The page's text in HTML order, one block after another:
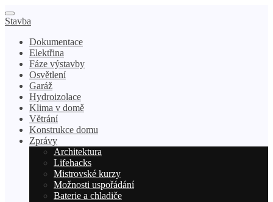
Stavba
Dokumentace
Elektřina
Fáze výstavby
Osvětlení
Garáž
Hydroizolace
Klima v domě
Větrání
Konstrukce domu
Zprávy
Architektura
Lifehacks
Mistrovské kurzy
Možnosti uspořádání
Baterie a chladiče